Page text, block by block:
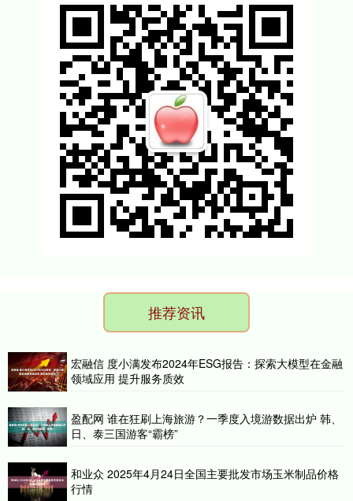
推荐资讯
宏融信 度小满发布2024年ESG报告：探索大模型在金融
领域应用 提升服务质效
盈配网 谁在狂刷上海旅游？一季度入境游数据出炉 韩、
日、泰三国游客“霸榜”
和业众 2025年4月24日全国主要批发市场玉米制品价格
行情